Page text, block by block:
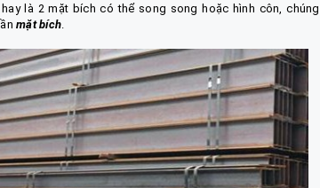
là 2 mặt bích có thể song song hoặc hình côn, chúng
mặt bích.